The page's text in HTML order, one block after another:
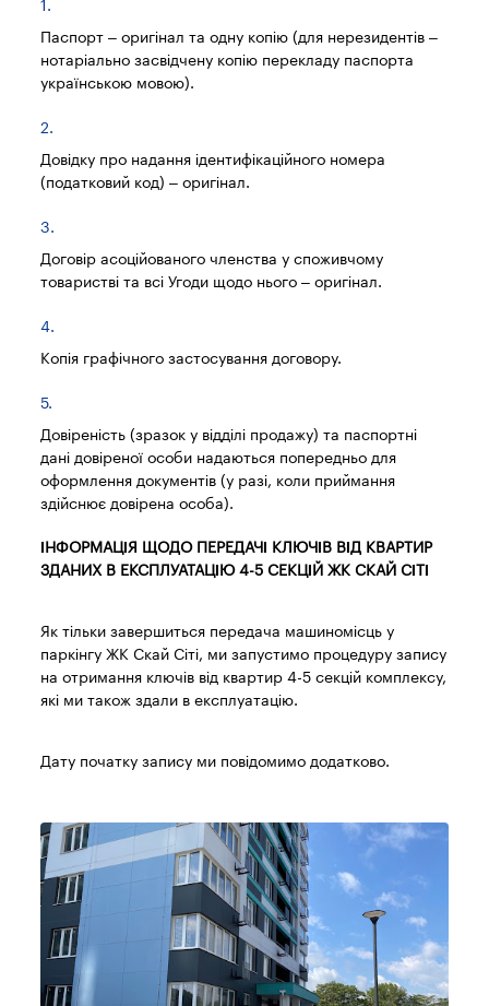
Паспорт – оригінал та одну копію (для нерезидентів –
нотаріально засвідчену копію перекладу паспорта
українською мовою).
Довідку про надання ідентифікаційного номера
(податковий код) – оригінал.
Договір асоційованого членства у споживчому
товаристві та всі Угоди щодо нього – оригінал.
Копія графічного застосування договору.
Довіреність (зразок у відділі продажу) та паспортні
дані довіреної особи надаються попередньо для
оформлення документів (у разі, коли приймання
здійснює довірена особа).
ІНФОРМАЦІЯ ЩОДО ПЕРЕДАЧІ КЛЮЧІВ ВІД КВАРТИР
ЗДАНИХ В ЕКСПЛУАТАЦІЮ 4-5 СЕКЦІЙ ЖК СКАЙ СІТІ
Як тільки завершиться передача машиномісць у
паркінгу ЖК Скай Сіті, ми запустимо процедуру запису
на отримання ключів від квартир 4-5 секцій комплексу,
які ми також здали в експлуатацію.
Дату початку запису ми повідомимо додатково.